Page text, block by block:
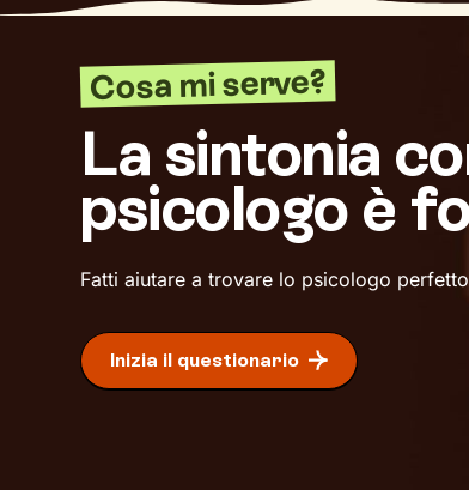
Cosa mi serve?
La sintonia
psicologo è
Fatti aiutare a trovare lo psicologo
Inizia il questionario